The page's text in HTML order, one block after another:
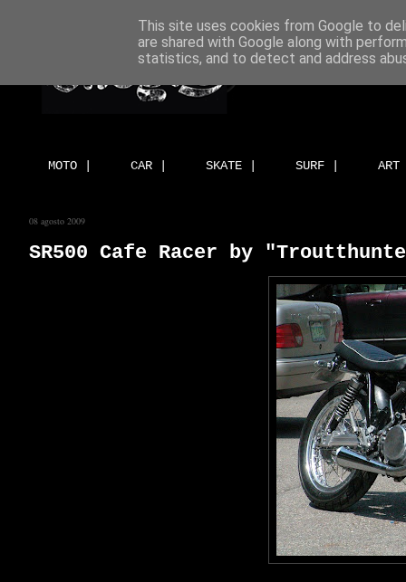
MOTO | CAR | SKATE | SURF |
08 agosto 2009
SR500 Cafe Racer by
This site uses cookies from Google to
are shared with Google along with
statistics, and to detect and address